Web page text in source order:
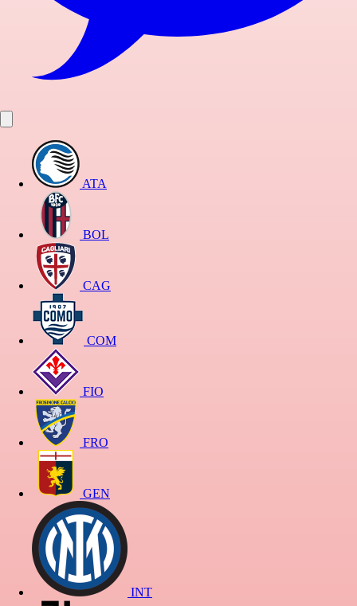
ATA
BOL
CAG
COM
FIO
FRO
GEN
INT